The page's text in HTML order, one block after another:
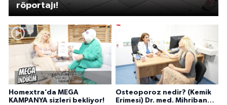
Homextra’da MEGA
KAMPANYA sizleri bekliyor!
Osteoporoz nedir? (Kemik
Erimesi) Dr. med. Mihriban
röportajı!